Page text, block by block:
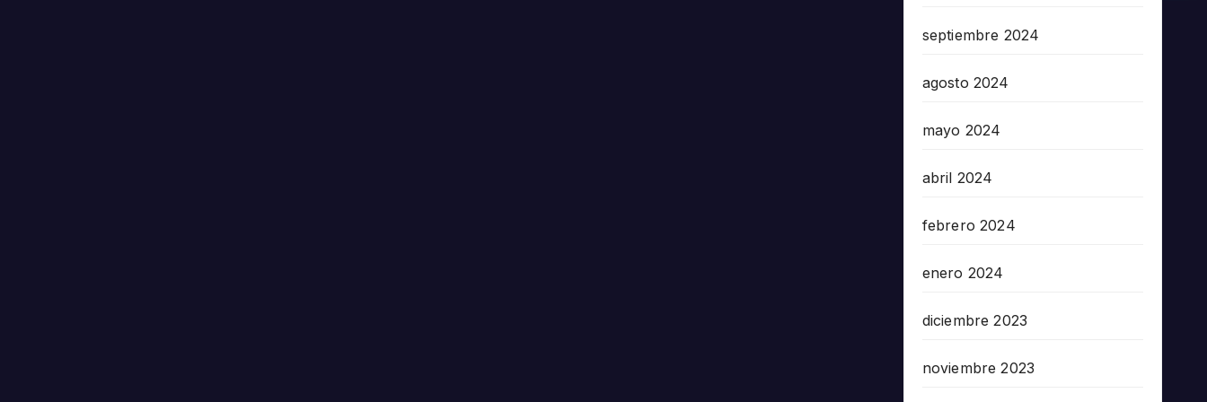
septiembre 2024
agosto 2024
mayo 2024
abril 2024
febrero 2024
enero 2024
diciembre 2023
noviembre 2023